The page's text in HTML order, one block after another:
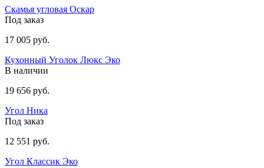
Скамья угловая Оскар
Под заказ
17 005 руб.
Кухонный Уголок Люкс Эко
В наличии
19 656 руб.
Угол Ника
Под заказ
12 551 руб.
Угол Классик Эко